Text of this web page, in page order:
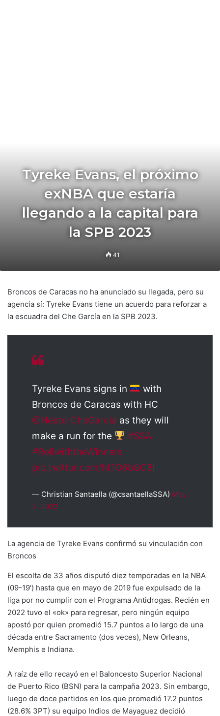
Tyreke Evans, el próximo
exNBA que estaría
llegando a la capital para
la SPB 2023
41
Broncos de Caracas no ha anunciado su llegada, pero su
agencia sí: Tyreke Evans tiene un acuerdo para reforzar a
la escuadra del Che García en la SPB 2023.
Tyreke Evans signs in
with
Broncos de Caracas with HC
@NestorCheGarcia as they will
make a run for the
#SSA
#RollwiththeWinners
pic.twitter.com/hf1O6b8C8I
— Christian Santaella (@csantaellaSSA) May
2, 2023
La agencia de Tyreke Evans confirmó su vinculación con
Broncos
El escolta de 33 años disputó diez temporadas en la NBA
(09-19′) hasta que en mayo de 2019 fue expulsado de la
liga por no cumplir con el Programa Antidrogas. Recién en
2022 tuvo el «ok» para regresar, pero ningún equipo
apostó por quien promedió 15.7 puntos a lo largo de una
década entre Sacramento (dos veces), New Orleans,
Memphis e Indiana.
A raíz de ello recayó en el Baloncesto Superior Nacional
de Puerto Rico (BSN) para la campaña 2023. Sin embargo,
luego de doce partidos en los que promedió 17.2 puntos
(28.6% 3PT) su equipo Indios de Mayaguez decidió